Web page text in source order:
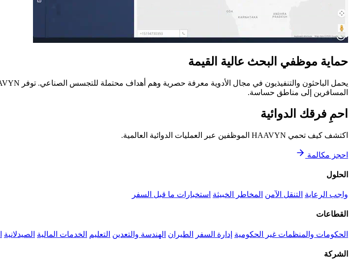
حماية موظفي البحث عالية القيمة
المسافرين إلى مناطق حساسة.
احمِ فرقك الدوائية
اكتشف كيف تحمي HAAVYN الموظفين عبر العمليات الدوائية العالمية.
احجز مكالمة
الحلول
واجب الرعاية التنقل الآمن المخاطر الخبيثة استخبارات ما قبل السفر
القطاعات
الحكومات والمنظمات غير الحكومية إدارة السفر الطيران الهندسة والتعدين التعليم الخدمات المالية الصيدلانية
الشركة